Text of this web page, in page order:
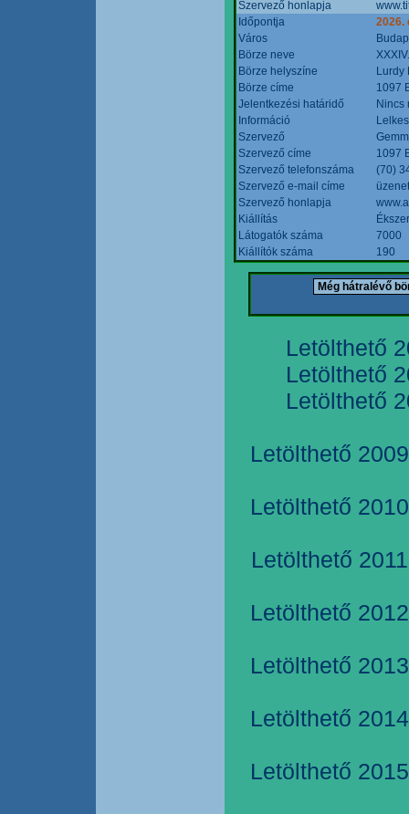
Szervező honlapja
Időpontja
2026.
Város
Börze neve
Börze helyszíne
Lurdy
Börze címe
1097
Jelentkezési határidő
Nincs
Információ
Szervező
Szervező címe
1097
Szervező telefonszáma
(70)
Szervező e-mail címe
Szervező honlapja
Kiállítás
Látogatók száma
7000
Kiállítók száma
190
Letölthető
Letölthető
Letölthető
Letölthető
Letölthető
Letölthető
Letölthető
Letölthető
Letölthető
Letölthető